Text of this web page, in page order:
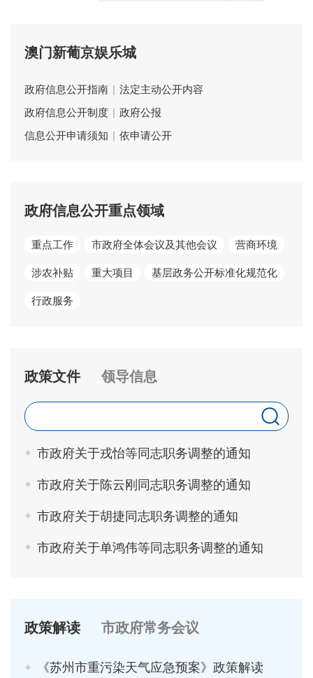
澳门新葡京娱乐城
政府信息公开指南 | 法定主动公开内容
政府信息公开制度 | 政府公报
信息公开申请须知 | 依申请公开
政府信息公开重点领域
重点工作 市政府全体会议及其他会议 营商环境
涉农补贴 重大项目 基层政务公开标准化规范化
行政服务
政策文件 领导信息
市政府关于戎怡等同志职务调整的通知
市政府关于陈云刚同志职务调整的通知
市政府关于胡捷同志职务调整的通知
市政府关于单鸿伟等同志职务调整的通知
政策解读 市政府常务会议
《苏州市重污染天气应急预案》政策解读